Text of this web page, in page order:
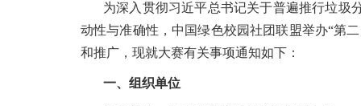
为深入贯彻习近平总书记关于普遍推行垃圾
动性与准确性，中国绿色校园社团联盟举办“第
和推广，现就大赛有关事项通知如下：
一、组织单位